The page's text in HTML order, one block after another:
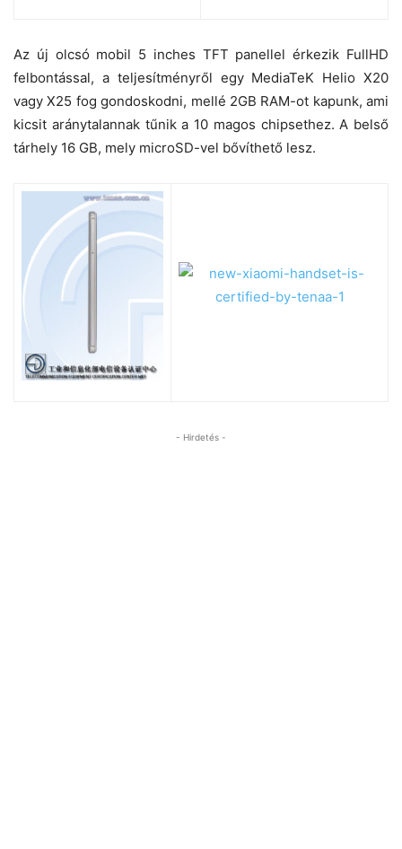
Az új olcsó mobil 5 inches TFT panellel érkezik FullHD
felbontással, a teljesítményről egy MediaTeK Helio X20
vagy X25 fog gondoskodni, mellé 2GB RAM-ot kapunk, ami
kicsit aránytalannak tűnik a 10 magos chipsethez. A belső
tárhely 16 GB, mely microSD-vel bővíthető lesz.
- Hirdetés -